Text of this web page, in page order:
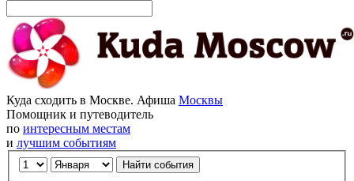
Куда сходить в Москве. Афиша Москвы
Помощник и путеводитель
по интересным местам
и лучшим событиям